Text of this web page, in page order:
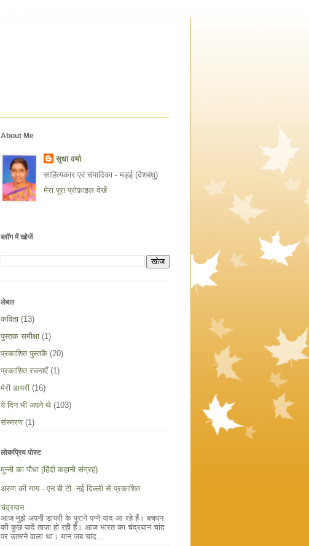
About Me
सुधा वर्मा
साहित्यकार एवं संपादिका - मड़ई (देशबंधु)
मेरा पूरा प्रोफ़ाइल देखें
ब्लॉग में खोजें
लेबल
कविता (13)
पुस्तक समीक्षा (1)
प्रकाशित पुस्तकें (20)
प्रकाशित रचनाएँ (1)
मेरी डायरी (16)
ये दिन भी अपने थे (103)
संस्मरण (1)
लोकप्रिय पोस्ट
मुन्नी का पौधा (हिंदी कहानी संग्रह)
अरुण की गाय - एन.बी.टी. नई दिल्ली से प्रकाशित
चंद्रयान
आज मुझे अपनी डायरी के पुराने पन्ने याद आ रहे हैं। बचपन
की कुछ यादें ताजा हो रही हैं। आज भारत का चंद्रयान चांद
पर उतरने वाला था। यान जब चांद...